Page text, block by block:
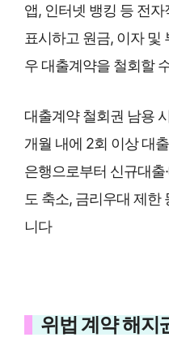
앱, 인터넷 뱅킹 등 전
표시하고 원금, 이자 및
우 대출계약을 철회할
대출계약 철회권 남용
개월 내에 2회 이상 대
은행으로부터 신규대출
도 축소, 금리우대 제한
니다
위법 계약 해지